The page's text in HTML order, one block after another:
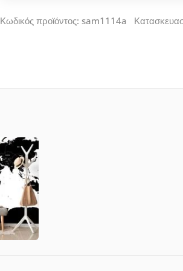
Κωδικός προϊόντος: sam1114a